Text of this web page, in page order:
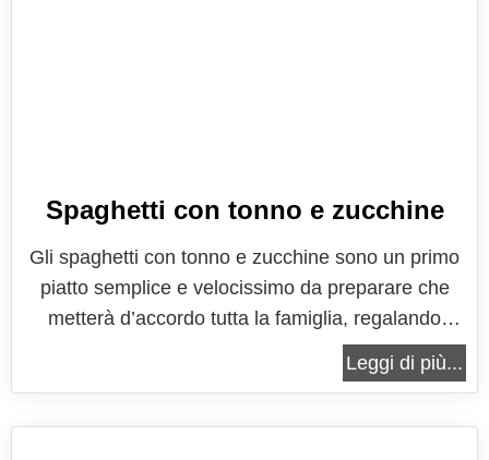
Spaghetti con tonno e zucchine
Gli spaghetti con tonno e zucchine sono un primo
piatto semplice e velocissimo da preparare che
metterà d’accordo tutta la famiglia, regalando
gusto e leggerezza. Un piatto di pasta che
richiama la migliore tradizione gastronomica
Leggi di più...